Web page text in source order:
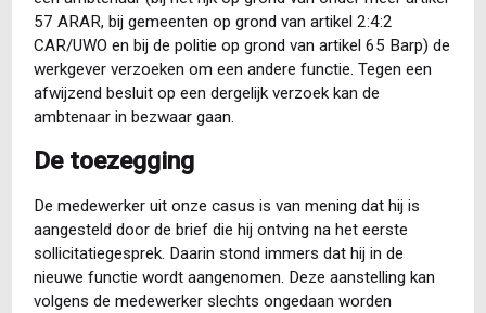
57 ARAR, bij gemeenten op grond van artikel 2:4:2
CAR/UWO en bij de politie op grond van artikel 65 Barp) de
werkgever verzoeken om een andere functie. Tegen een
afwijzend besluit op een dergelijk verzoek kan de
ambtenaar in bezwaar gaan.
De toezegging
De medewerker uit onze casus is van mening dat hij is
aangesteld door de brief die hij ontving na het eerste
sollicitatiegesprek. Daarin stond immers dat hij in de
nieuwe functie wordt aangenomen. Deze aanstelling kan
volgens de medewerker slechts ongedaan worden